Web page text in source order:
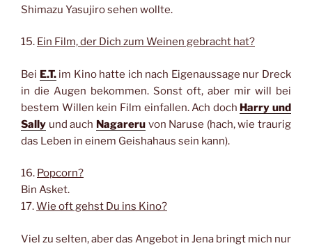
Shimazu Yasujiro sehen wollte.
15. Ein Film, der Dich zum Weinen gebracht hat?
Bei E.T.im Kino hatte ich nach Eigenaussage nur Dreck
in die Augen bekommen. Sonst oft, aber mir will bei
bestem Willen kein Film einfallen. Ach doch Harry und
Sally und auch Nagareruvon Naruse (hach, wie traurig
das Leben in einem Geishahaus sein kann).
16. Popcorn?
Bin Asket.
17.Wie oft gehst Du ins Kino?
Viel zu selten, aber das Angebot in Jena bringt mich nur